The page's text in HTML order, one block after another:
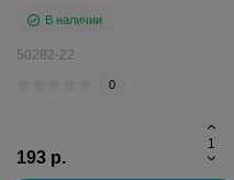
В наличии
50282-22
0
193 р.